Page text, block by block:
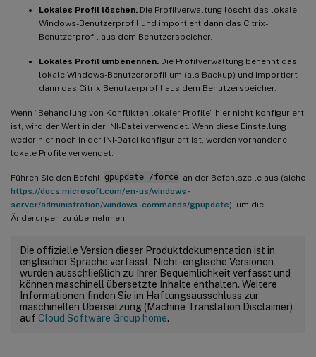
Lokales Profil löschen. Die Profilverwaltung löscht das lokale
Windows-Benutzerprofil und importiert dann das Citrix-
Benutzerprofil aus dem Benutzerspeicher.
Lokales Profil umbenennen. Die Profilverwaltung benennt das
lokale Windows-Benutzerprofil um (als Backup) und importiert
dann das Citrix Benutzerprofil aus dem Benutzerspeicher.
Wenn “Behandlung von Konflikten lokaler Profile” hier nicht konfiguriert
ist, wird der Wert in der INI-Datei verwendet. Wenn diese Einstellung
weder hier noch in der INI-Datei konfiguriert ist, werden vorhandene
lokale Profile verwendet.
Führen Sie den Befehl gpupdate /force an der Befehlszeile aus (siehe
https://docs.microsoft.com/en-us/windows-
server/administration/windows-commands/gpupdate), um die
Änderungen zu übernehmen.
Die offizielle Version dieser Produktdokumentation ist in
englischer Sprache verfasst. Nicht-englische Versionen
wurden ausschließlich zu Ihrer Bequemlichkeit verfasst und
können maschinell übersetzte Inhalte enthalten. Weitere
Informationen finden Sie im Haftungsausschluss zur
maschinellen Übersetzung (Machine Translation Disclaimer)
auf Cloud Software Group home.